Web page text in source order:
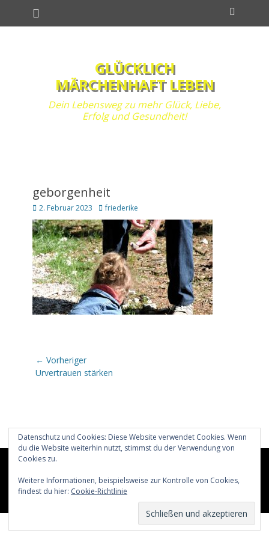
Inhalt
Primäres Menü
GLÜCKLICH
MÄRCHENHAFT LEBEN
Dein Lebensweg zu mehr Glück, Liebe,
Erfolg und Gesundheit!
geborgenheit
Posted
on
2. Februar 2023 Autor
friederike
Beitragsnavigation
← Vorheriger
Vorheriger
Urvertrauen stärken
Reserved.
Catch Adaptive von
Datenschutz und Cookies: Diese Website verwendet Cookies. Wenn
du die Website weiterhin nutzt, stimmst du der Verwendung von
Cookies zu.
Weitere Informationen, beispielsweise zur Kontrolle von Cookies,
findest du hier: Cookie-Richtlinie